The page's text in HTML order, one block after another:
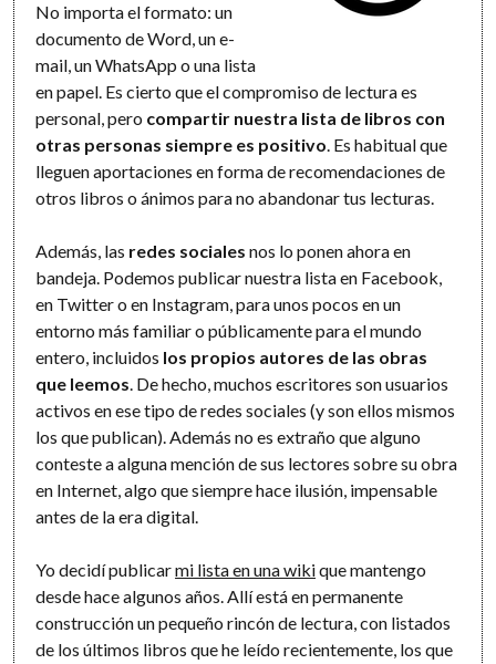
No importa el formato: un
documento de Word, un e-
mail, un WhatsApp o una lista
en papel. Es cierto que el compromiso de lectura es
personal, pero compartir nuestra lista de libros con
otras personas siempre es positivo. Es habitual que
lleguen aportaciones en forma de recomendaciones de
otros libros o ánimos para no abandonar tus lecturas.
Además, las redes sociales nos lo ponen ahora en
bandeja. Podemos publicar nuestra lista en Facebook,
en Twitter o en Instagram, para unos pocos en un
entorno más familiar o públicamente para el mundo
entero, incluidos los propios autores de las obras
que leemos. De hecho, muchos escritores son usuarios
activos en ese tipo de redes sociales (y son ellos mismos
los que publican). Además no es extraño que alguno
conteste a alguna mención de sus lectores sobre su obra
en Internet, algo que siempre hace ilusión, impensable
antes de la era digital.
Yo decidí publicarmi lista en una wikique mantengo
desde hace algunos años. Allí está en permanente
construcción un pequeño rincón de lectura, con listados
de los últimos libros que he leído recientemente, los que